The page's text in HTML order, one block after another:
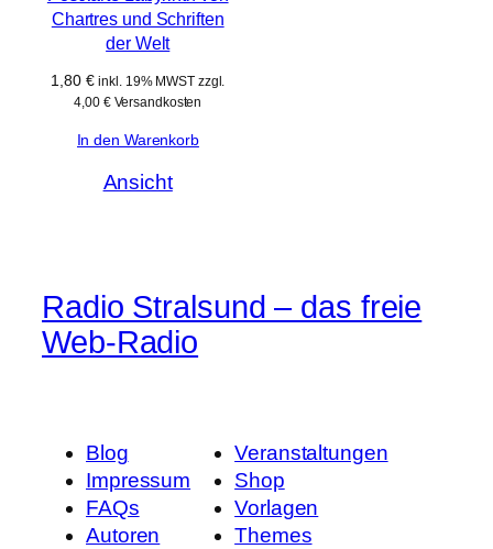
Chartres und Schriften
der Welt
1,80 € inkl. 19% MWST zzgl.
4,00 € Versandkosten
In den Warenkorb
Ansicht
Radio Stralsund – das freie
Web-Radio
Blog
Impressum
FAQs
Autoren
Veranstaltungen
Shop
Vorlagen
Themes